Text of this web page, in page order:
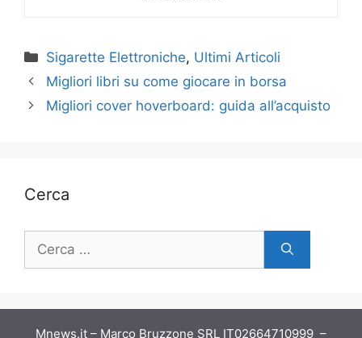
Categorie
Sigarette Elettroniche, Ultimi Articoli
Migliori libri su come giocare in borsa
Migliori cover hoverboard: guida all’acquisto
Cerca
Ricerca
Mnews.it – Marco Bruzzone SRL IT02664710999 –